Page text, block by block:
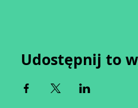
Udostępnij to